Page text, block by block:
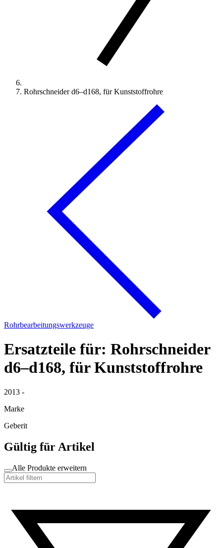
Rohrschneider d6–d168, für Kunststoffrohre
Rohrbearbeitungswerkzeuge
Ersatzteile für: Rohrschneider
d6–d168, für Kunststoffrohre
2013 -
Marke
Geberit
Gültig für Artikel
Alle Produkte erweitern